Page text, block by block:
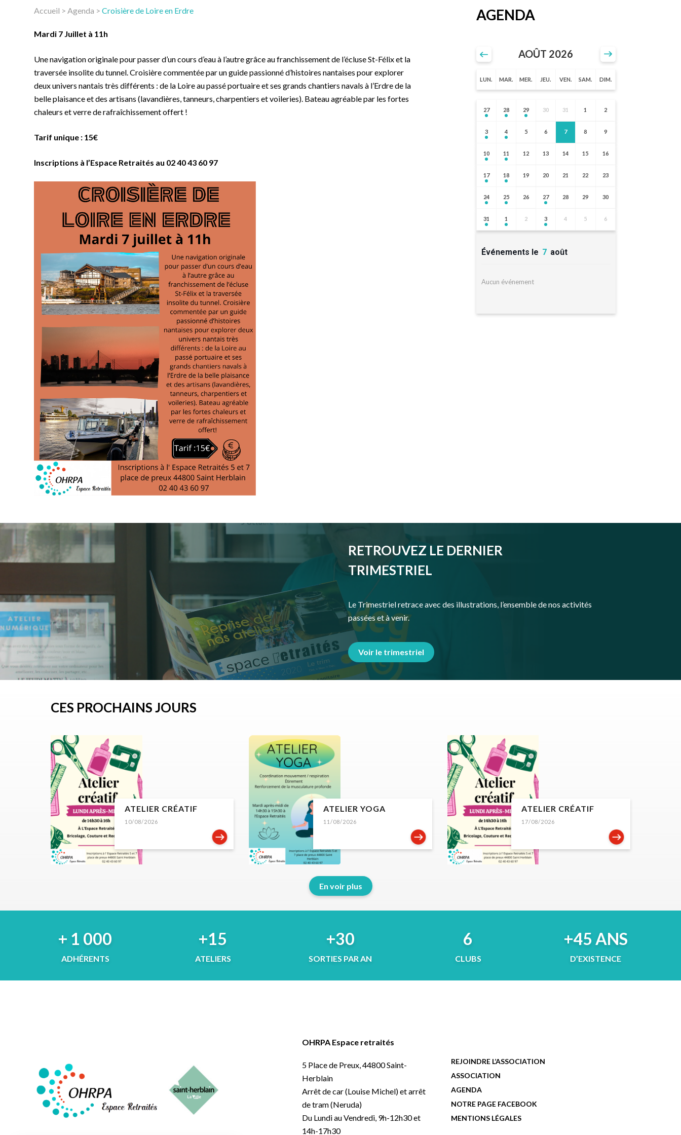
Accueil >Agenda >Croisière de Loire en Erdre
Mardi 7 Juillet à 11h
Une navigation originale pour passer d’un cours d’eau à l’autre grâce au franchissement de l’écluse St-Félix et la
traversée insolite du tunnel. Croisière commentée par un guide passionné d’histoires nantaises pour explorer
deux univers nantais très différents : de la Loire au passé portuaire et ses grands chantiers navals à l’Erdre de la
belle plaisance et des artisans (lavandières, tanneurs, charpentiers et voileries). Bateau agréable par les fortes
chaleurs et verre de rafraîchissement offert !
Tarif unique : 15€
Inscriptions à l’Espace Retraités au 02 40 43 60 97
AGENDA
AOÛT 2026
LUN. MAR. MER. JEU. VEN. SAM. DIM.
27 28 29 30 31 1 2
3 4 5 6 7 8 9
10 11 12 13 14 15 16
17 18 19 20 21 22 23
24 25 26 27 28 29 30
31 1 2 3 4 5 6
Événements le 7 août
Aucun événement
RETROUVEZ LE DERNIER
TRIMESTRIEL
Le Trimestriel retrace avec des illustrations, l’ensemble de nos activités
passées et à venir.
Voir le trimestriel
CES PROCHAINS JOURS
10/08/2026
ATELIER CRÉATIF
11/08/2026
ATELIER YOGA
17/08/2026
ATELIER CRÉATIF
En voir plus
+ 1 000
ADHÉRENTS
+15
ATELIERS
+30
SORTIES PAR AN
6
CLUBS
+45 ANS
D’EXISTENCE
OHRPA Espace retraités
5 Place de Preux, 44800 Saint-
Herblain
Arrêt de car (Louise Michel) et arrêt
de tram (Neruda)
Du Lundi au Vendredi, 9h-12h30 et
14h-17h30
REJOINDRE L’ASSOCIATION
ASSOCIATION
AGENDA
NOTRE PAGE FACEBOOK
MENTIONS LÉGALES